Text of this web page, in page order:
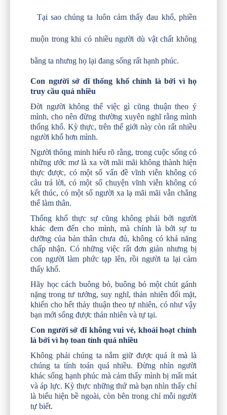
Tại sao chúng ta luôn cảm thấy đau khổ, phiền
muộn trong khi có nhiều người dù vật chất không
bằng ta nhưng họ lại đang sống rất hạnh phúc.
Con người sở dĩ thống khổ chính là bởi vì họ
truy cầu quá nhiều
Đời người không thể việc gì cũng thuận theo ý
mình, cho nên đừng thường xuyên nghĩ rằng mình
thống khổ. Kỳ thực, trên thế giới này còn rất nhiều
người khổ hơn mình.
Người thông minh hiểu rõ rằng, trong cuộc sống có
những ước mơ là xa vời mãi mãi không thành hiện
thực được, có một số vấn đề vĩnh viễn không có
câu trả lời, có một số chuyện vĩnh viễn không có
kết thúc, có một số người xa lạ mãi mãi vẫn chẳng
thể làm thân.
Thống khổ thực sự cũng không phải bởi người
khác đem đến cho mình, mà chính là bởi sự tu
dưỡng của bản thân chưa đủ, không có khả năng
chấp nhận. Có những việc rất đơn giản nhưng bị
con người làm phức tạp lên, rồi người ta lại cảm
thấy khổ.
Hãy học cách buông bỏ, buông bỏ một chút gánh
nặng trong tư tưởng, suy nghĩ, thản nhiên đối mặt,
khiến cho hết thảy thuận theo tự nhiên, có như vậy
bạn mới sống được thản nhiên và tự tại.
Con người sở dĩ không vui vẻ, khoái hoạt chính
là bởi vì họ toan tính quá nhiều
Không phải chúng ta nắm giữ được quá ít mà là
chúng ta tính toán quá nhiều. Đừng nhìn người
khác sống hạnh phúc mà cảm thấy mình bị mất mát
và áp lực. Kỳ thực những thứ mà bạn nhìn thấy chỉ
là biểu hiện bề ngoài, còn bên trong chỉ mỗi người
tự biết.